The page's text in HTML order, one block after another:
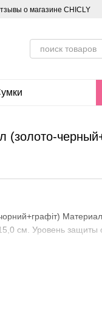
о магазине CHICLY
(золото-
см. Уровень